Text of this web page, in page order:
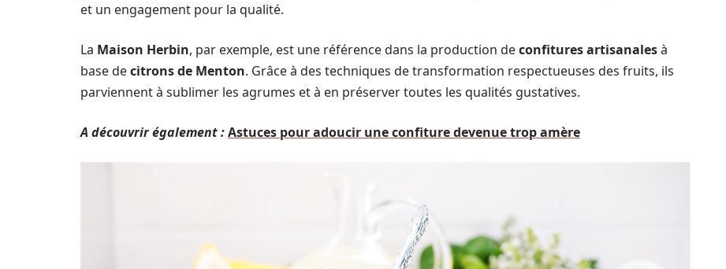
et un engagement pour la qualité.
La Maison Herbin, par exemple, est une référence dans la production deconfitures artisanalesà
base decitrons de Menton. Grâce à des techniques de transformation respectueuses des fruits, ils
parviennent à sublimer les agrumes et à en préserver toutes les qualités gustatives.
A découvrir également :Astuces pour adoucir une confiture devenue trop amère